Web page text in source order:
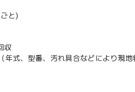
と)
収
式、型番、汚れ具合などにより現地